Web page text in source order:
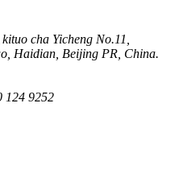
cha Yicheng No.11,
Haidian, Beijing PR, China.
124 9252